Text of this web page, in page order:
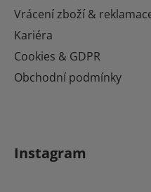
Vrácení zboží &
Kariéra
Cookies & GDPR
Obchodní podmínky
Instagram